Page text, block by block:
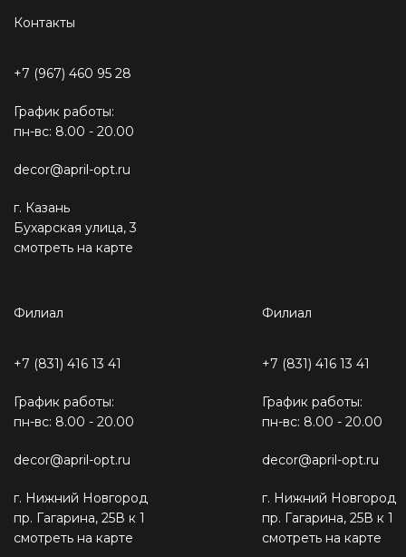
Контакты
+7 (967) 460 95 28
График работы:
пн-вс: 8.00 - 20.00
decor@april-opt.ru
г. Казань
Бухарская улица, 3
смотреть на карте
Филиал
+7 (831) 416 13 41
График работы:
пн-вс: 8.00 - 20.00
decor@april-opt.ru
г. Нижний Новгород
пр. Гагарина, 25В к 1
смотреть на карте
Филиал
+7 (831) 416 13 41
График работы:
пн-вс: 8.00 - 20.00
decor@april-opt.ru
г. Нижний Новгород
пр. Гагарина, 25В к 1
смотреть на карте